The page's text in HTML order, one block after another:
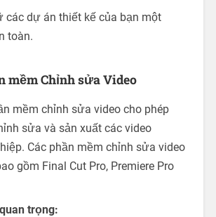
các dự án thiết kế của bạn một
toàn.
mềm Chỉnh sửa Video
mềm chỉnh sửa video cho phép
sửa và sản xuất các video
Các phần mềm chỉnh sửa video
gồm Final Cut Pro, Premiere Pro
trọng: